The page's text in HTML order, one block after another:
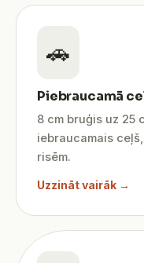
🚗
Piebraucamā
8 cm bruģis uz 25
iebraucamais
risēm.
Uzzināt vairāk →